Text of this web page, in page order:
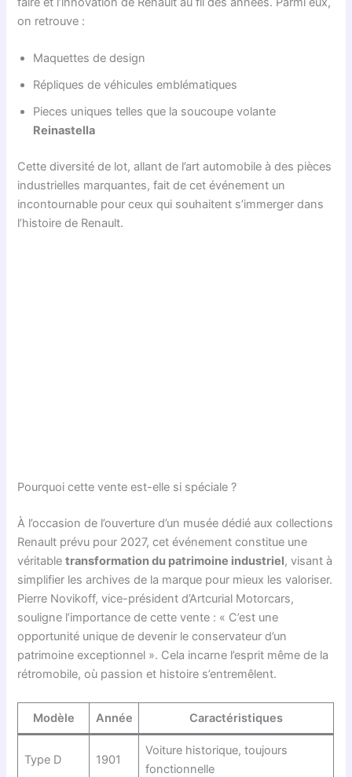
on retrouve :
Maquettes de design
Répliques de véhicules emblématiques
Pieces uniques telles que la soucoupe volante
Reinastella
Cette diversité de lot, allant de l’art automobile à des pièces
industrielles marquantes, fait de cet événement un
incontournable pour ceux qui souhaitent s’immerger dans
l’histoire de Renault.
Pourquoi cette vente est-elle si spéciale ?
À l’occasion de l’ouverture d’un musée dédié aux collections
Renault prévu pour 2027, cet événement constitue une
véritabletransformation du patrimoine industriel, visant à
simplifier les archives de la marque pour mieux les valoriser.
Pierre Novikoff, vice-président d’Artcurial Motorcars,
souligne l’importance de cette vente : « C’est une
opportunité unique de devenir le conservateur d’un
patrimoine exceptionnel ». Cela incarne l’esprit même de la
rétromobile, où passion et histoire s’entremêlent.
Modèle Année Caractéristiques
Type D 1901
Voiture historique, toujours
fonctionnelle